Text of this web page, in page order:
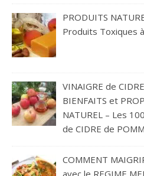
PRODUITS
Produits Toxiques
VINAIGRE de
BIENFAITS et
NATUREL – Les
de CIDRE de
COMMENT
avec le REGIME